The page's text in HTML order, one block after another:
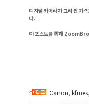
디지털 카메라가 그리 싼 가
다.
이 포스트를 통해
Canon, kfmes,